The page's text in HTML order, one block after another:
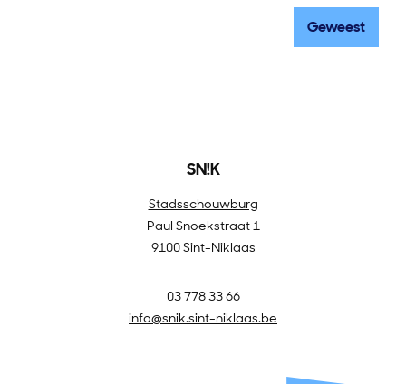
Geweest
SN!K
Stadsschouwburg
Paul Snoekstraat 1
9100 Sint-Niklaas
03 778 33 66
info@snik.sint-niklaas.be